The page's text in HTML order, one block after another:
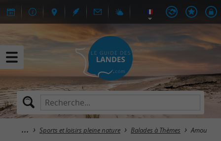
Sports et loisirs pleine nature Balades à Thèmes Amou